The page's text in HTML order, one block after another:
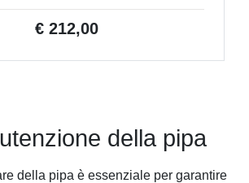
€ 212,00
della pipa
della pipa è essenziale per garantire